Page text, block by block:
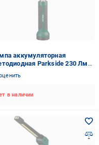
аккумуляторная
Parkside 230 Лм
в наличии